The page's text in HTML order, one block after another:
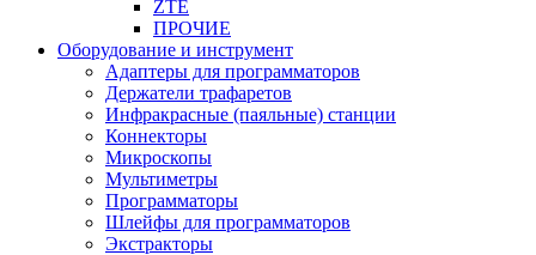
ZTE
ПРОЧИЕ
Оборудование и инструмент
Адаптеры для программаторов
Держатели трафаретов
Инфракрасные (паяльные) станции
Коннекторы
Микроскопы
Мультиметры
Программаторы
Шлейфы для программаторов
Экстракторы